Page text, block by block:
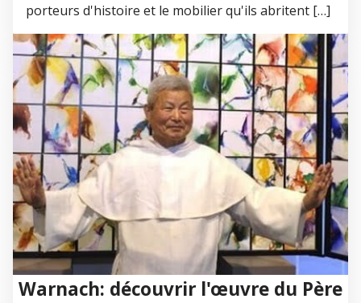
porteurs d'histoire et le mobilier qu'ils abritent […]
Warnach: découvrir l'œuvre du Père